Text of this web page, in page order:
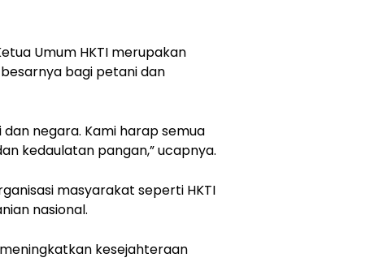
Umum HKTI merupakan
bagi petani dan
negara. Kami harap semua
kedaulatan pangan,” ucapnya.
masyarakat seperti HKTI
nasional.
kesejahteraan